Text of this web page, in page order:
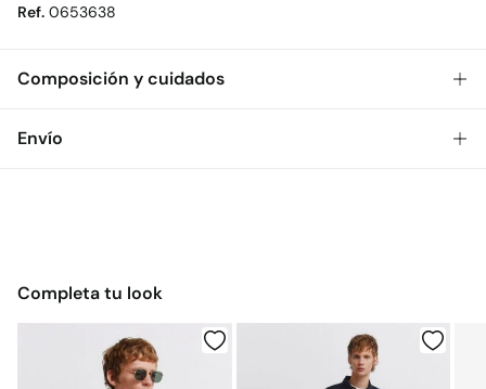
Ref. 0653638
Composición y cuidados
Composición
Planchado suave
No lavar en seco
Envío
CDMX y Área Metropolitana: 1-2 días.
Gratis en pedidos superiores a $699
Otros estados de la República Mexicana: 2-5 días
$ 55
Gratis en pedidos superiores a $699
Completa tu look